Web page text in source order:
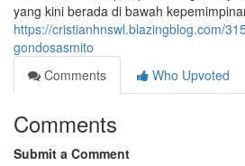
yang kini berada di bawah
https://cristianhnswl.blazingblog.com/
gondosasmito
Comments
Who Upvoted
Comments
Submit a Comment